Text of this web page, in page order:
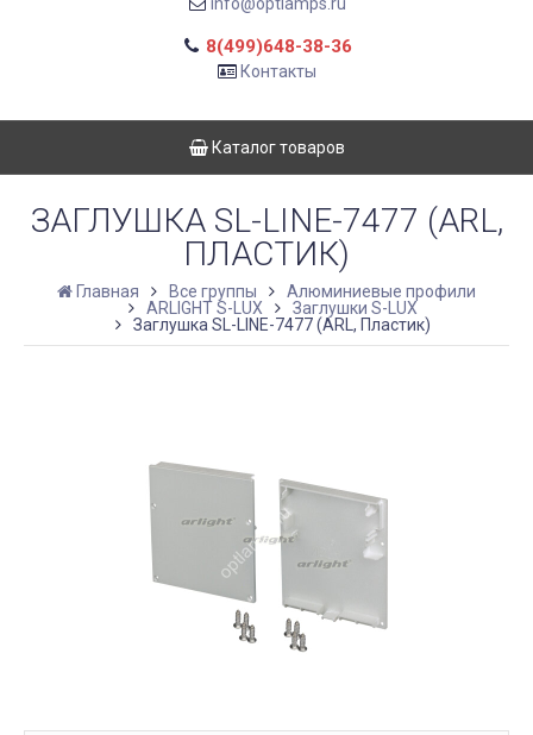
8(499)648-38-36
Контакты
Каталог товаров
ЗАГЛУШКА SL-LINE-7477 (ARL,
ПЛАСТИК)
Главная Все группы
Алюминиевые профили
ARLIGHT S-LUX
Заглушки S-LUX
Заглушка SL-LINE-7477 (ARL, Пластик)